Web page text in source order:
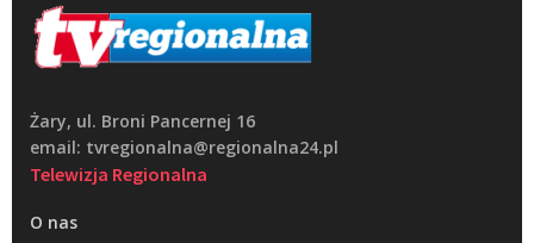
Żary, ul. Broni Pancernej 16
email: tvregionalna@regionalna24.pl
Telewizja Regionalna
O nas